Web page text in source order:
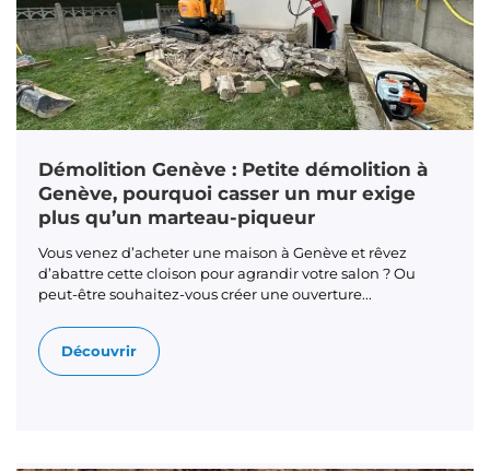
Démolition Genève : Petite démolition à
Genève, pourquoi casser un mur exige
plus qu’un marteau-piqueur
Vous venez d’acheter une maison à Genève et rêvez
d’abattre cette cloison pour agrandir votre salon ? Ou
peut-être souhaitez-vous créer une ouverture...
Découvrir